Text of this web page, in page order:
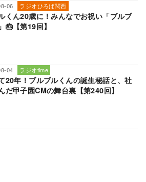
06 ラジオひろば関西
くん20歳に！みんなでお祝い「ブルブ
🎂【第19回】
04 ラジオtime
20年！ブルブルくんの誕生秘話と、社
だ甲子園CMの舞台裏【第240回】